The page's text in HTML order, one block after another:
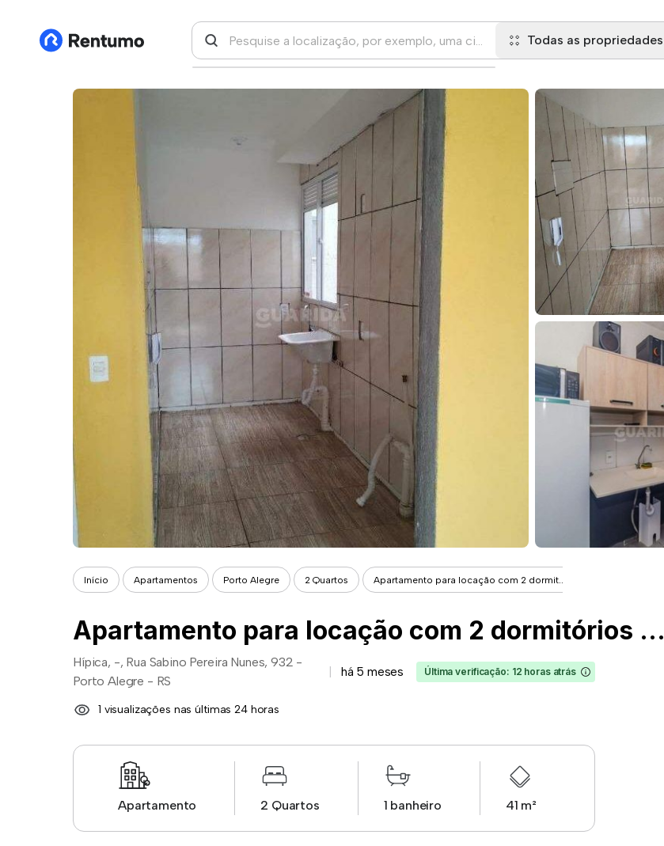
Todas as propriedades
Início Apartamentos Porto Alegre 2 Quartos Apartamento para locação com 2 dormit...
Apartamento para locação com 2 dormitórios no bairro Restinga - COD: 24558
Hípica, -, Rua Sabino Pereira Nunes, 932 -
Porto Alegre - RS
há 5 meses Última verificação: 12 horas atrás
1 visualizações nas últimas 24 horas
Apartamento 2 Quartos 1 banheiro 41 m²